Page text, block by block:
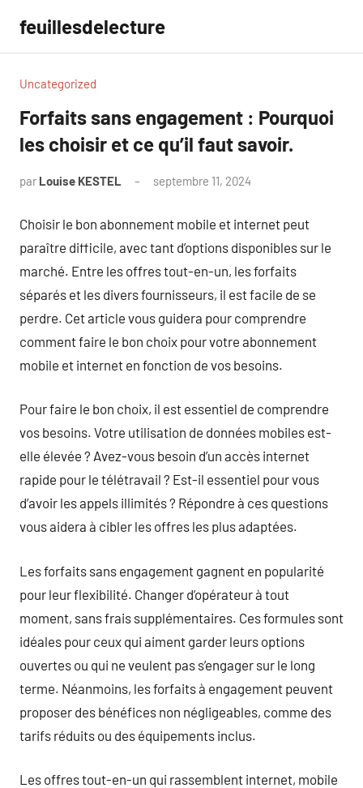
contenu
feuillesdelecture
Uncategorized
Forfaits sans engagement : Pourquoi
les choisir et ce qu’il faut savoir.
par Louise KESTEL septembre 11, 2024
Choisir le bon abonnement mobile et internet peut
paraître difficile, avec tant d’options disponibles sur le
marché. Entre les offres tout-en-un, les forfaits
séparés et les divers fournisseurs, il est facile de se
perdre. Cet article vous guidera pour comprendre
comment faire le bon choix pour votre abonnement
mobile et internet en fonction de vos besoins.
Pour faire le bon choix, il est essentiel de comprendre
vos besoins. Votre utilisation de données mobiles est-
elle élevée ? Avez-vous besoin d’un accès internet
rapide pour le télétravail ? Est-il essentiel pour vous
d’avoir les appels illimités ? Répondre à ces questions
vous aidera à cibler les offres les plus adaptées.
Les forfaits sans engagement gagnent en popularité
pour leur flexibilité. Changer d’opérateur à tout
moment, sans frais supplémentaires. Ces formules sont
idéales pour ceux qui aiment garder leurs options
ouvertes ou qui ne veulent pas s’engager sur le long
terme. Néanmoins, les forfaits à engagement peuvent
proposer des bénéfices non négligeables, comme des
tarifs réduits ou des équipements inclus.
Les offres tout-en-un qui rassemblent internet, mobile